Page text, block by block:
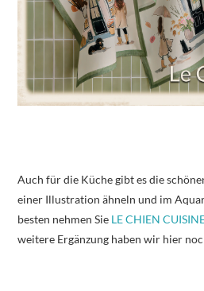
Auch für die Küche gibt es die
einer Illustration ähneln und im
besten nehmen Sie LE CHIEN
weitere Ergänzung haben wir hier